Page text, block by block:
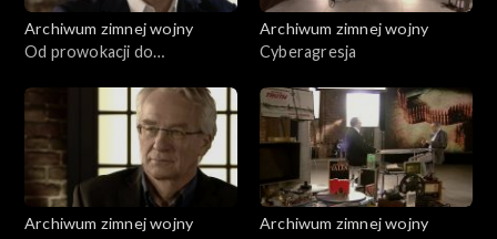
Archiwum zimnej wojny
Od prowokacji do
Archiwum zimnej wojny
Cyberagresja
Archiwum zimnej wojny
Archiwum zimnej wojny